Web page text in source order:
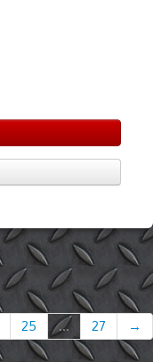
25 ... 27 →